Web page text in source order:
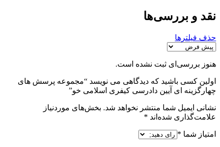
نقد و بررسی‌ها
حذف فیلترها
هنوز بررسی‌ای ثبت نشده است.
اولین کسی باشید که دیدگاهی می نویسد “مجموعه پرسش های
چهارگزینه ای آیین دادرسی کیفری اسلامی خو”
نشانی ایمیل شما منتشر نخواهد شد. بخش‌های موردنیاز
علامت‌گذاری شده‌اند *
امتیاز شما *